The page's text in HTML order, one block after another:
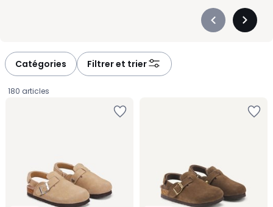
Précédent
Catégories Filtrer et trier
180 articles